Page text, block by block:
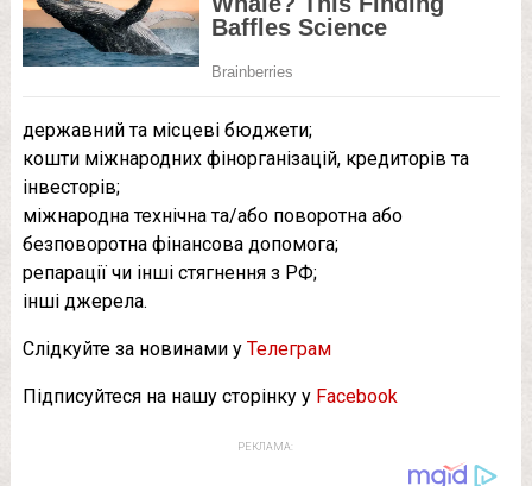
державний та місцеві бюджети;
кошти міжнародних фінорганізацій, кредиторів та
інвесторів;
міжнародна технічна та/або поворотна або
безповоротна фінансова допомога;
репарації чи інші стягнення з РФ;
інші джерела.
Слідкуйте за новинами у Телеграм
Підписуйтеся на нашу сторінку у Facebook
РЕКЛАМА: